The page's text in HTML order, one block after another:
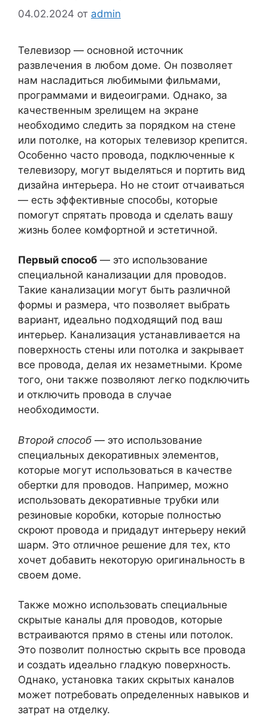
04.02.2024 от admin
Телевизор — основной источник
развлечения в любом доме. Он позволяет
нам насладиться любимыми фильмами,
программами и видеоиграми. Однако, за
качественным зрелищем на экране
необходимо следить за порядком на стене
или потолке, на которых телевизор крепится.
Особенно часто провода, подключенные к
телевизору, могут выделяться и портить вид
дизайна интерьера. Но не стоит отчаиваться
— есть эффективные способы, которые
помогут спрятать провода и сделать вашу
жизнь более комфортной и эстетичной.
Первый способ — это использование
специальной канализации для проводов.
Такие канализации могут быть различной
формы и размера, что позволяет выбрать
вариант, идеально подходящий под ваш
интерьер. Канализация устанавливается на
поверхность стены или потолка и закрывает
все провода, делая их незаметными. Кроме
того, они также позволяют легко подключить
и отключить провода в случае
необходимости.
Второй способ — это использование
специальных декоративных элементов,
которые могут использоваться в качестве
обертки для проводов. Например, можно
использовать декоративные трубки или
резиновые коробки, которые полностью
скроют провода и придадут интерьеру некий
шарм. Это отличное решение для тех, кто
хочет добавить некоторую оригинальность в
своем доме.
Также можно использовать специальные
скрытые каналы для проводов, которые
встраиваются прямо в стены или потолок.
Это позволит полностью скрыть все провода
и создать идеально гладкую поверхность.
Однако, установка таких скрытых каналов
может потребовать определенных навыков и
затрат на отделку.